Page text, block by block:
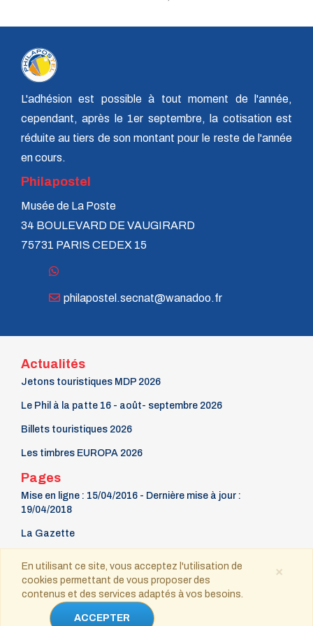
n° 139 - Avril 2009
n° 134 - Janvier 2008
n° 132 - Juillet 2007
n° 131 - Avril 2007
n° 129 - Octobre 2006
n° 128 - Juillet 2006
n° 126 - Janvier 2006
n° 125 - Octobre 2005
n° 123 - Avril 2005
n° 119 - Avril 2004
n° 115 - Avril 2003
n° 113 - Octobre 2002
n° 112 - Juillet 2002
n° 110 - Janvier 2002
n° 108 -Juillet 2001
n° 105 - Octobre 2000
n° 104 - Juillet 2000
n° 103 - Avril 2000
n° 99 - Avril 1999
n° 74 - Janvier 1999
n° 73 - Octobre 1998
n° 72 - Juillet 1998
L'adhésion est possible à tout moment de l'année,
cependant, après le 1er septembre, la cotisation est
réduite au tiers de son montant pour le reste de l'année
en cours.
Philapostel
Musée de La Poste
34 BOULEVARD DE VAUGIRARD
75731 PARIS CEDEX 15
philapostel.secnat@wanadoo.fr
Actualités
Jetons touristiques MDP 2026
Le Phil à la patte 16 - août- septembre 2026
Billets touristiques 2026
Les timbres EUROPA 2026
Pages
Mise en ligne : 15/04/2016 - Dernière mise à jour :
19/04/2018
La Gazette
Contact
Copyright © 2021-2025 tous droits réservés
×
En utilisant ce site, vous acceptez l'utilisation de
cookies permettant de vous proposer des
contenus et des services adaptés à vos besoins.
ACCEPTER